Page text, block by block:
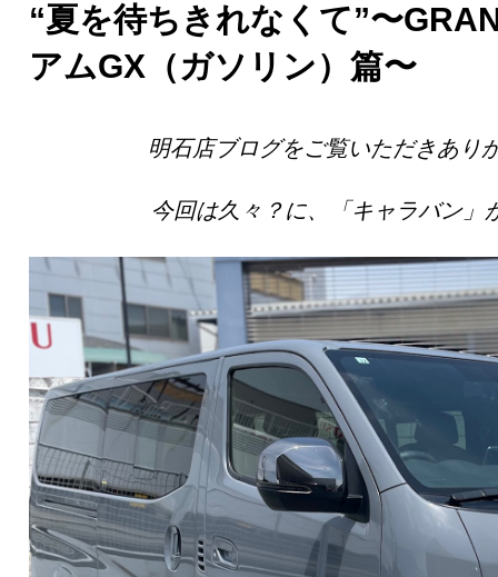
“夏を待ちきれなくて”〜
アムGX（ガソリン）篇〜
明石店ブログをご覧いただきあり
今回は久々？に、「キャラバン」